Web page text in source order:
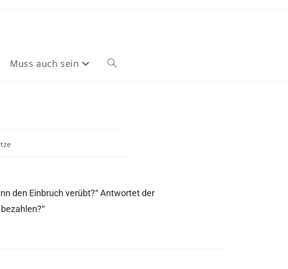
Muss auch sein
den Einbruch verübt?“ Antwortet der